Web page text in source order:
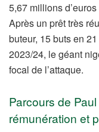
5,67 millions
Après un prêt très
buteur, 15 buts en
2023/24, le géant
focal de l’attaque.
Parcours de
rémunération et